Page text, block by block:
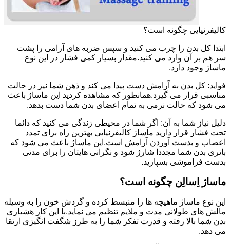
کالیفرنیایی چگونه است؟
ابتدا کل بدن را چرب می کنید و سپس ضربه های آرامی را پشت
سر هم بر آن وارد می کنید.مقدار بسیار کمی فشار در این نوع
ماساژ وجود دارد.
فواید: کل بدن به آرامش دست پیدا می کند و ذهن شما نیز در حالت
مناسبی قرار می گیرد.همانطور که مشاهده کردید این ماساژ باعث
می شود که حالت نرمی به تمام اعضای بدن شما دست بدهد.
دلیل نیاز شما به آن: اگر شما در محیطی زندگی می کنید که دائما
تحت فشار قرار دارید ماساژ کالیفرنیایی بهترین راه برای تمدد
اعصاب و بدست آوردن آرامش است.این ماساژ باعث می شود که
باتری بدن شما مجددا شارژ شود و نگرانی هایتان را برای مدتی
بدست فراموشی بسپارید.
ماساژ اِسالِن چگونه است؟
این نوع ماساژ ماهیچه ها را منبسط کرده و گردش خون را به وسیله
مالش های طولانی مدت و ملایم تنظیم می نماید.با این کار هشیاری
بدن شما بالا رفته و قدرت تفکر شما را به طرز شگفت انگیزی ارتقا
می دهد.